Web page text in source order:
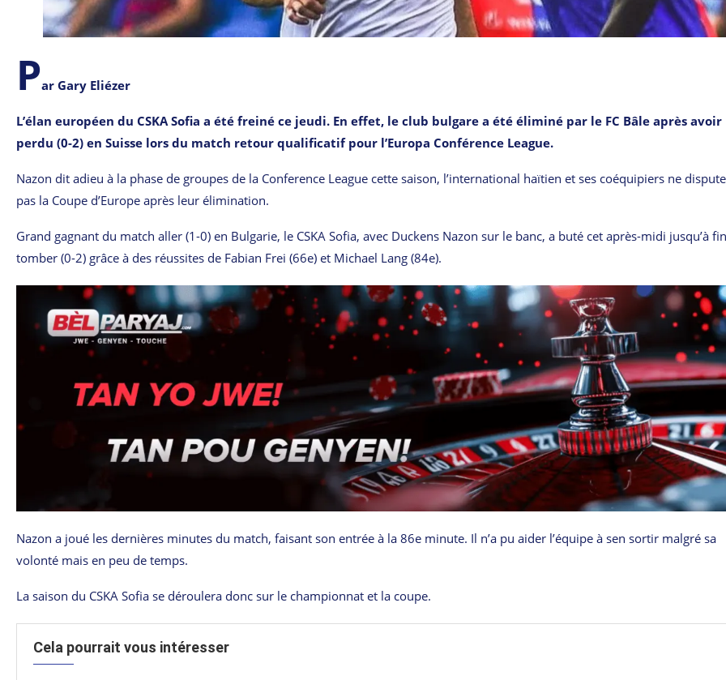
Par Gary Eliézer
L’élan européen du CSKA Sofia a été freiné ce jeudi. En effet, le club bulgare a été éliminé par le FC Bâle après avoir
perdu (0-2) en Suisse lors du match retour qualificatif pour l’Europa Conférence League.
Nazon dit adieu à la phase de groupes de la Conference League cette saison, l’international haïtien et ses coéquipiers ne
pas la Coupe d’Europe après leur élimination.
Grand gagnant du match aller (1-0) en Bulgarie, le CSKA Sofia, avec Duckens Nazon sur le banc, a buté cet après-midi jusqu’à
tomber (0-2) grâce à des réussites de Fabian Frei (66e) et Michael Lang (84e).
Nazon a joué les dernières minutes du match, faisant son entrée à la 86e minute. Il n’a pu aider l’équipe à sen sortir malgré sa
volonté mais en peu de temps.
La saison du CSKA Sofia se déroulera donc sur le championnat et la coupe.
Cela pourrait vous intéresser